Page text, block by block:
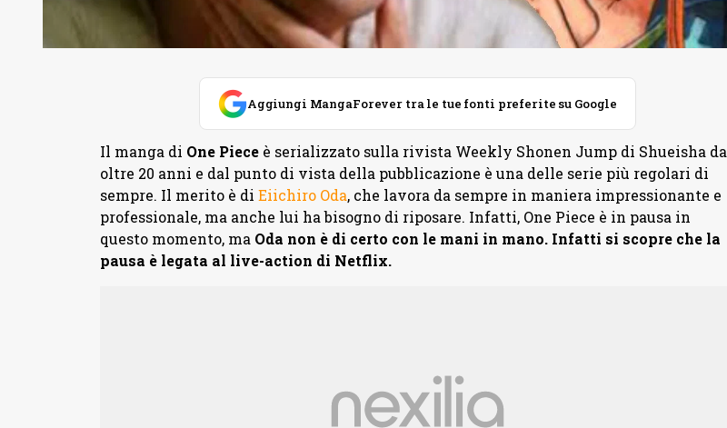
Aggiungi MangaForever tra le tue fonti preferite su Google
Il manga di One Pieceè serializzato sulla rivista Weekly Shonen Jump di Shueisha da
oltre 20 anni e dal punto di vista della pubblicazione è una delle serie più regolari di
sempre. Il merito è di Eiichiro Oda, che lavora da sempre in maniera impressionante e
professionale, ma anche lui ha bisogno di riposare. Infatti, One Piece è in pausa in
questo momento, ma Oda non è di certo con le mani in mano. Infatti si scopre che la
pausa è legata al live-action di Netflix.